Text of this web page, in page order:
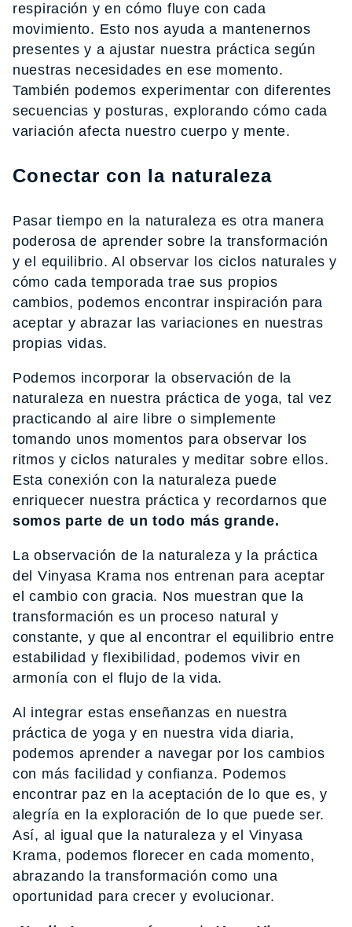
respiración y en cómo fluye con cada
movimiento. Esto nos ayuda a mantenernos
presentes y a ajustar nuestra práctica según
nuestras necesidades en ese momento.
También podemos experimentar con diferentes
secuencias y posturas, explorando cómo cada
variación afecta nuestro cuerpo y mente.
Conectar con la naturaleza
Pasar tiempo en la naturaleza es otra manera
poderosa de aprender sobre la transformación
y el equilibrio. Al observar los ciclos naturales y
cómo cada temporada trae sus propios
cambios, podemos encontrar inspiración para
aceptar y abrazar las variaciones en nuestras
propias vidas.
Podemos incorporar la observación de la
naturaleza en nuestra práctica de yoga, tal vez
practicando al aire libre o simplemente
tomando unos momentos para observar los
ritmos y ciclos naturales y meditar sobre ellos.
Esta conexión con la naturaleza puede
enriquecer nuestra práctica y recordarnos que
somos parte de un todo más grande.
La observación de la naturaleza y la práctica
del Vinyasa Krama nos entrenan para aceptar
el cambio con gracia. Nos muestran que la
transformación es un proceso natural y
constante, y que al encontrar el equilibrio entre
estabilidad y flexibilidad, podemos vivir en
armonía con el flujo de la vida.
Al integrar estas enseñanzas en nuestra
práctica de yoga y en nuestra vida diaria,
podemos aprender a navegar por los cambios
con más facilidad y confianza. Podemos
encontrar paz en la aceptación de lo que es, y
alegría en la exploración de lo que puede ser.
Así, al igual que la naturaleza y el Vinyasa
Krama, podemos florecer en cada momento,
abrazando la transformación como una
oportunidad para crecer y evolucionar.